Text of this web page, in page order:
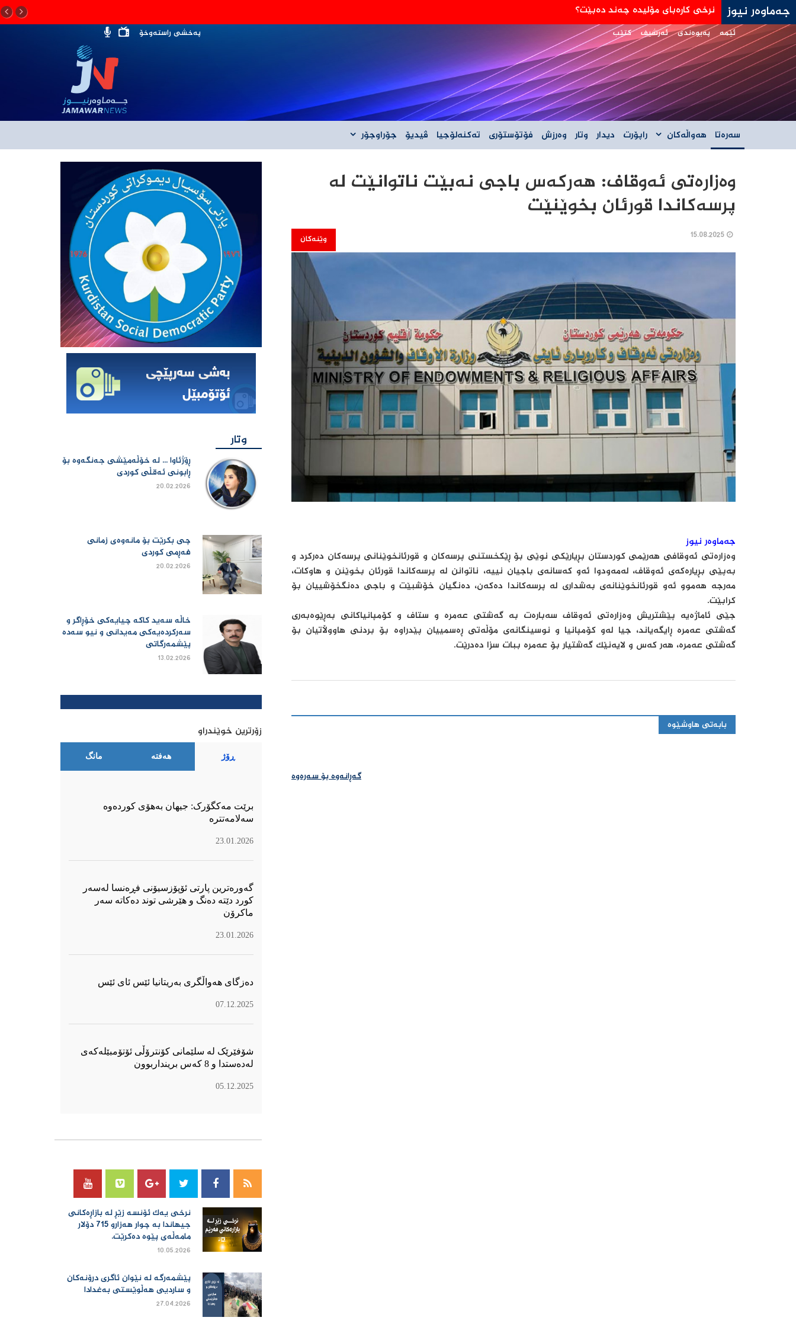
جەماوەر نیوز جه‌ی دی ڤانس: هێڵی سورمان له‌دانوستانه‌كان له‌گه‌ڵ ئێران نیه‌
ئێمە پەیوەندی ئەرشیف کتێب پەخشی راستەوخۆ
سەرەتا هەواڵەکان راپۆرت دیدار وتار وەرزش فۆتۆستۆری تەکنەلۆجیا ڤیدیۆ جۆراوجۆر
وەزارەتی ئەوقاف: هەركەس باجی نەبێت ناتوانێت لە
پرسەكاندا قورئان بخوێنێت
وێنەکان
جەماوەر نیوز
وەزارەتی ئەوقافی هەرێمی كوردستان بڕیارێكی نوێی بۆ ڕێكخستنی پرسەكان و قورئانخوێنانی پرسەكان دەركرد و
بەپێی بڕیارەكەی ئەوقاف، لەمەودوا ئەو كەسانەی باجیان نییە، ناتوانن لە پرسەكاندا قورئان بخوێنن و هاوكات،
مەرجە هەموو ئەو قورئانخوێنانەی بەشداری لە پرسەكاندا دەكەن، دەنگیان خۆشبێت و باجی دەنگخۆشییان بۆ
كرابێت.
جێی ئاماژەیە پێشتریش وەزارەتی ئەوقاف سەبارەت بە گەشتی عەمرە و ستاف و كۆمپانیاكانی بەڕێوەبەری
گەشتی عەمرە ڕایگەیاند، جیا لەو كۆمپانیا و نوسینگانەی مۆڵەتی ڕەسمییان پێدراوە بۆ بردنی هاووڵاتیان بۆ
گەشتی عەمرە، هەر كەس و لایەنێك گەشتیار بۆ عەمرە ببات سزا دەدرێت.
بابەتی هاوشێوە
گەڕانەوە بۆ سەرەوە
وتار
ڕۆژئاوا ... لە خۆڵەمێشی جەنگەوە بۆ
ڕابونی ئەقڵی کوردی
20.02.2026
چی بكرێت بۆ مانەوەی زمانی
فەڕمی كوردی
20.02.2026
خاڵە سەید کاکە چیایەکی خۆڕاگر و
سەرکردەیەکی مەیدانی و نیو سەدە
پێشمەرگاتی
13.02.2026
زۆرترین خوێندراو
ڕۆژ هەفتە مانگ
برێت مەکگۆرک: جیهان بەهۆی کوردەوە
سەلامەتترە
23.01.2026
گەورەترین پارتی ئۆپۆزسیۆنی فڕەنسا لەسەر
كورد دێتە دەنگ و هێرشی توند دەكاتە سەر
ماكرۆن
23.01.2026
دەزگای هەواڵگری بەریتانیا ئێس ئای ئێس
07.12.2025
شۆفێرێک لە سلێمانی کۆنترۆڵی ئۆتۆمبێلەکەی
لەدەستدا و 8 کەس برینداربوون
05.12.2025
نرخی یەك ئۆنسە زێڕ لە بازاڕەكانی
جیهاندا بە چوار هەزارو 715 دۆلار
مامەڵەی پێوە دەكرێت.
10.05.2026
پێشمەرگە لە نێوان ئاگری درۆنەکان
و ساردیی هەڵوێستی بەغدادا
27.04.2026